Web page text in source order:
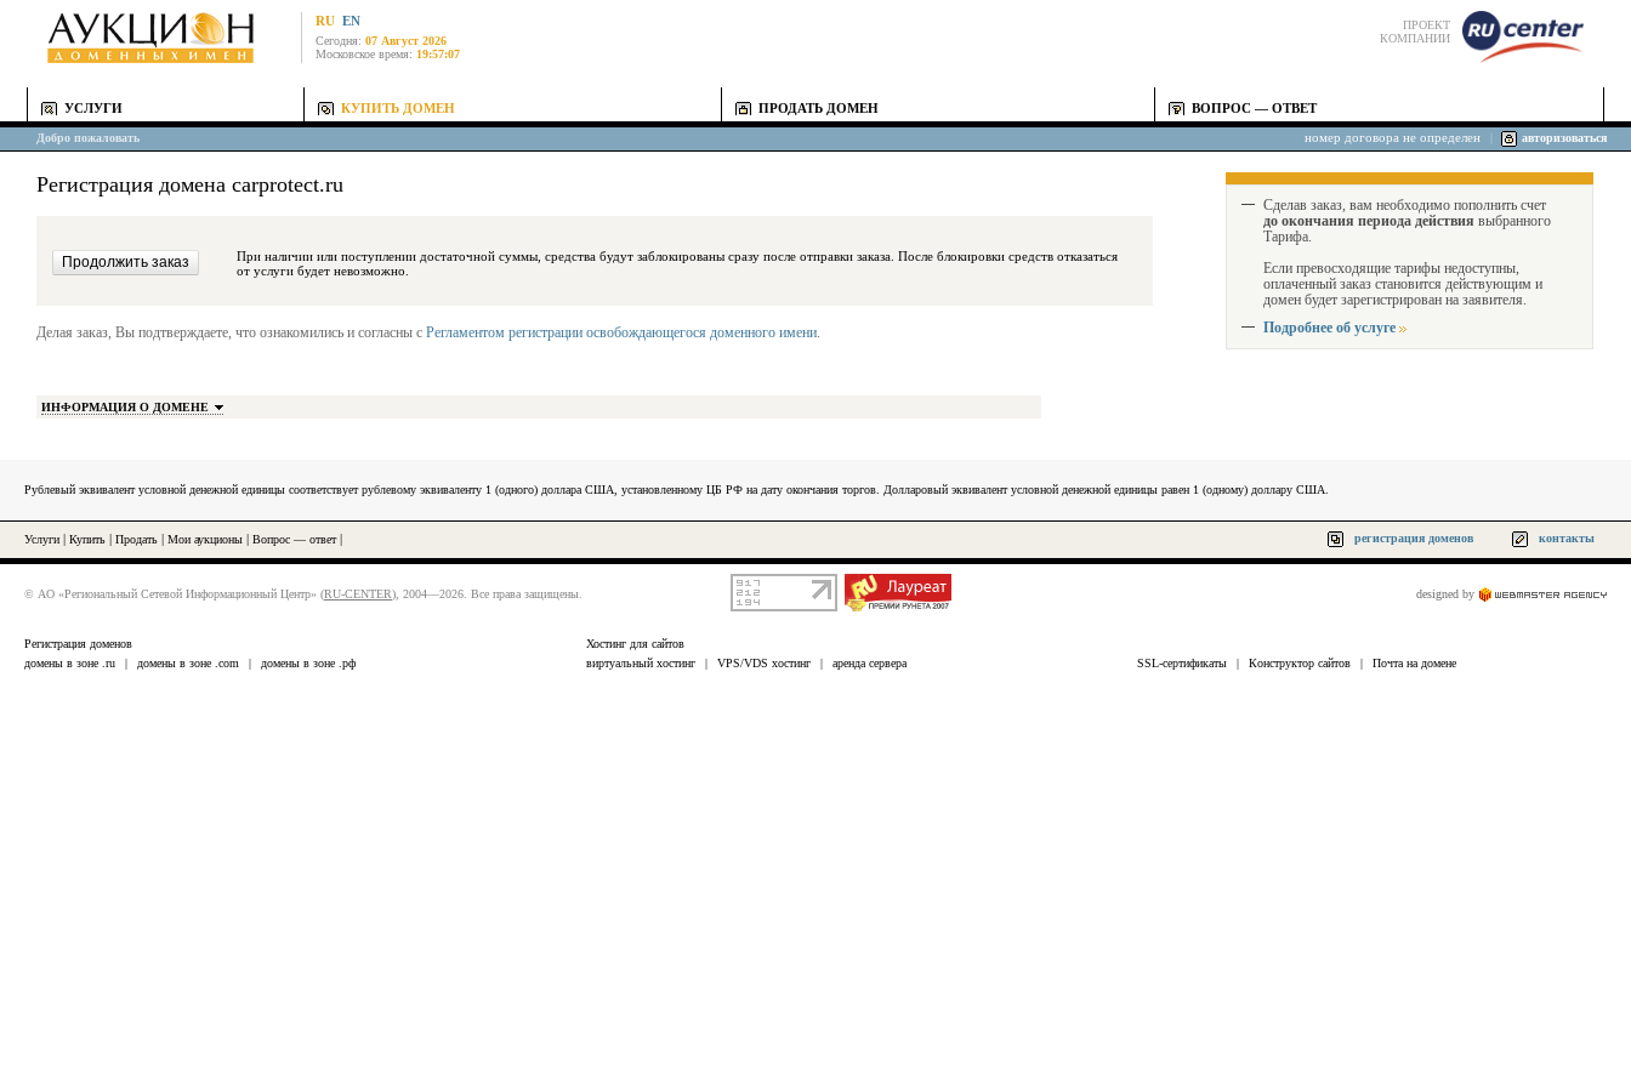
RU EN
Сегодня: 07 Август 2026
Московское время: 19:57:07
ПРОЕКТ
КОМПАНИИ
УСЛУГИ КУПИТЬ ДОМЕН ПРОДАТЬ ДОМЕН ВОПРОС — ОТВЕТ
Добро пожаловать номер договора не определен авторизоваться
Регистрация домена carprotect.ru
При наличии или поступлении достаточной суммы, средства будут заблокированы сразу после отправки заказа. После блокировки средств отказаться
от услуги будет невозможно.
Делая заказ, Вы подтверждаете, что ознакомились и согласны с Регламентом регистрации освобождающегося доменного имени.
ИНФОРМАЦИЯ О ДОМЕНЕ
Сделав заказ, вам необходимо пополнить счет
до окончания периода действия выбранного
Тарифа.
Если превосходящие тарифы недоступны,
оплаченный заказ становится действующим и
домен будет зарегистрирован на заявителя.
Подробнее об услуге
Рублевый эквивалент условной денежной единицы соответствует рублевому эквиваленту 1 (одного) доллара США, установленному ЦБ РФ на дату окончания торгов. Долларовый эквивалент условной денежной единицы равен 1 (одному) доллару США.
Услуги Купить Продать Мои аукционы Вопрос — ответ| регистрация доменов контакты
© АО «Региональный Сетевой Информационный Центр» (RU-CENTER), 2004—2026. Все права защищены. designed by
Регистрация доменов
домены в зоне .ru
| домены в зоне .com | домены в зоне .рф
Хостинг для сайтов
виртуальный хостинг
| VPS/VDS хостинг | аренда сервера SSL-сертификаты | Конструктор сайтов | Почта на домене